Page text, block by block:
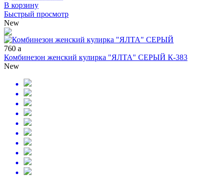
В корзину
Быстрый просмотр
New
760 a
Комбинезон женский кулирка "ЯЛТА" СЕРЫЙ К-383
New